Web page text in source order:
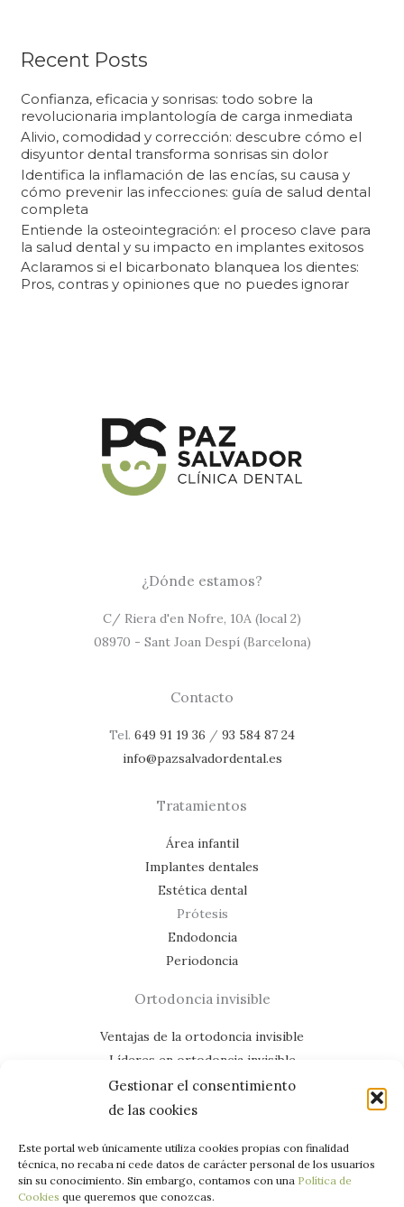
Gestionar el consentimiento
de las cookies
Este portal web únicamente utiliza cookies propias con finalidad
técnica, no recaba ni cede datos de carácter personal de los usuarios
sin su conocimiento. Sin embargo, contamos con una Política de
Cookies que queremos que conozcas.
a
p
o
r
:
Recent Posts
Confianza, eficacia y sonrisas: todo sobre la
revolucionaria implantología de carga inmediata
Alivio, comodidad y corrección: descubre cómo el
disyuntor dental transforma sonrisas sin dolor
Identifica la inflamación de las encías, su causa y
cómo prevenir las infecciones: guía de salud dental
completa
Entiende la osteointegración: el proceso clave para
la salud dental y su impacto en implantes exitosos
Aclaramos si el bicarbonato blanquea los dientes:
Pros, contras y opiniones que no puedes ignorar
¿Dónde estamos?
C/ Riera d'en Nofre, 10A (local 2)
08970 - Sant Joan Despí (Barcelona)
Contacto
Tel. 649 91 19 36 / 93 584 87 24
info@pazsalvadordental.es
Tratamientos
Área infantil
Implantes dentales
Estética dental
Prótesis
Endodoncia
Periodoncia
Ortodoncia invisible
Ventajas de la ortodoncia invisible
Líderes en ortodoncia invisible
Casos de éxito
Mapa del lloc web
¡Ens trobem a les xarxes!